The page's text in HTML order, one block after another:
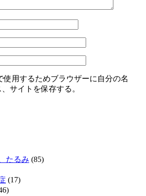
使用するためブラウザーに自分の名
サイトを保存する。
たるみ (85)
(17)